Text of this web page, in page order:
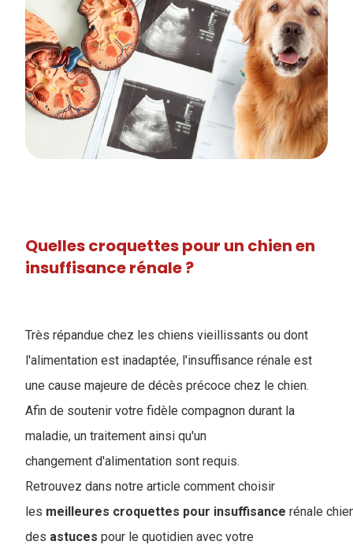
Quelles croquettes pour un chien en
insuffisance rénale ?
Très répandue chez les chiens vieillissants ou dont
l'alimentation est inadaptée, l'insuffisance rénale est
une cause majeure de décès précoce chez le chien.
Afin de soutenir votre fidèle compagnon durant la
maladie, un traitement ainsi qu'un
changement d'alimentation sont requis.
Retrouvez dans notre article comment choisir
les meilleures croquettes pour insuffisance rénale
des astuces pour le quotidien avec votre